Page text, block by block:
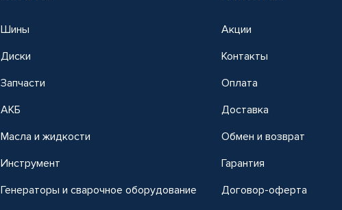
Шины
Диски
Запчасти
АКБ
Масла и жидкости
Инструмент
Генераторы и сварочное оборудование
Акции
Контакты
Оплата
Доставка
Обмен и возврат
Гарантия
Договор-оферта